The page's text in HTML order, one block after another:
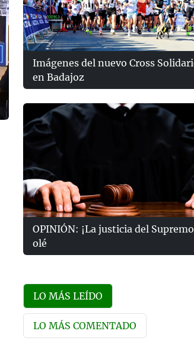
Imágenes del nuevo Cross
en Badajoz
OPINIÓN: ¡La justicia del
olé
LO MÁS LEÍDO
LO MÁS COMENTADO